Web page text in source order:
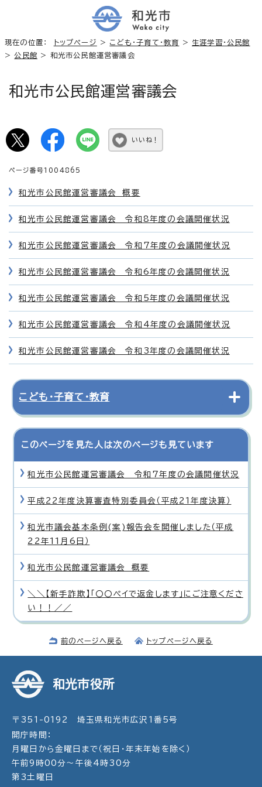
現在の位置： トップページ > こども・子育て・教育 > 生涯学習・公民館
>公民館 > 和光市公民館運営審議会
和光市公民館運営審議会
いいね！
ページ番号1004865
和光市公民館運営審議会 概要
和光市公民館運営審議会 令和8年度の会議開催状況
和光市公民館運営審議会 令和7年度の会議開催状況
和光市公民館運営審議会 令和6年度の会議開催状況
和光市公民館運営審議会 令和5年度の会議開催状況
和光市公民館運営審議会 令和4年度の会議開催状況
和光市公民館運営審議会 令和3年度の会議開催状況
こども・子育て・教育
このページを見た人は次のページも見ています
和光市公民館運営審議会 令和7年度の会議開催状況
平成22年度決算審査特別委員会（平成21年度決算）
和光市議会基本条例(案)報告会を開催しました（平成
22年11月6日）
和光市公民館運営審議会 概要
＼＼【新手詐欺】「〇〇ペイで返金します」にご注意くださ
い！！／／
前のページへ戻る トップページへ戻る
和光市役所
〒351-0192 埼玉県和光市広沢1番5号
開庁時間：
月曜日から金曜日まで（祝日・年末年始を除く）
午前9時00分～午後4時30分
第3土曜日